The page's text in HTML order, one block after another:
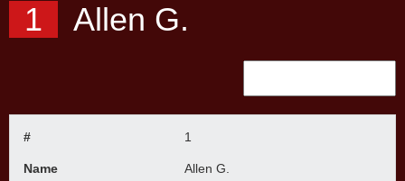
1 Allen G.
# 1
Name Allen G.